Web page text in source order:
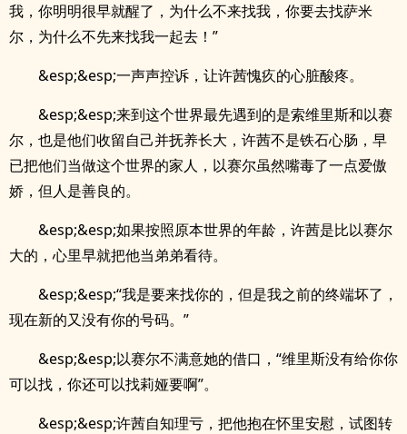
我，你明明很早就醒了，为什么不来找我，你要去找萨米
尔，为什么不先来找我一起去！”
&esp;&esp;一声声控诉，让许茜愧疚的心脏酸疼。
&esp;&esp;来到这个世界最先遇到的是索维里斯和以赛
尔，也是他们收留自己并抚养长大，许茜不是铁石心肠，早
已把他们当做这个世界的家人，以赛尔虽然嘴毒了一点爱傲
娇，但人是善良的。
&esp;&esp;如果按照原本世界的年龄，许茜是比以赛尔
大的，心里早就把他当弟弟看待。
&esp;&esp;“我是要来找你的，但是我之前的终端坏了，
现在新的又没有你的号码。”
&esp;&esp;以赛尔不满意她的借口，“维里斯没有给你你
可以找，你还可以找莉娅要啊”。
&esp;&esp;许茜自知理亏，把他抱在怀里安慰，试图转